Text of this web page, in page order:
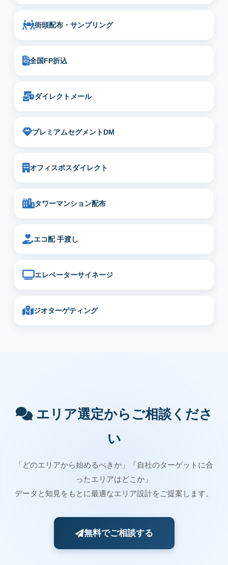
街頭配布・サンプリング
全国FP折込
ダイレクトメール
プレミアムセグメントDM
オフィスポスダイレクト
タワーマンション配布
エコ配 手渡し
エレベーターサイネージ
ジオターゲティング
エリア選定からご相談くださ
い
「どのエリアから始めるべきか」「自社のターゲットに合
ったエリアはどこか」
データと知見をもとに最適なエリア設計をご提案します。
無料でご相談する